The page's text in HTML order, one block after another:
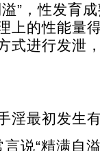
”，性发育
上的性能量
式进行发泄
淫最初发生
说“精满自